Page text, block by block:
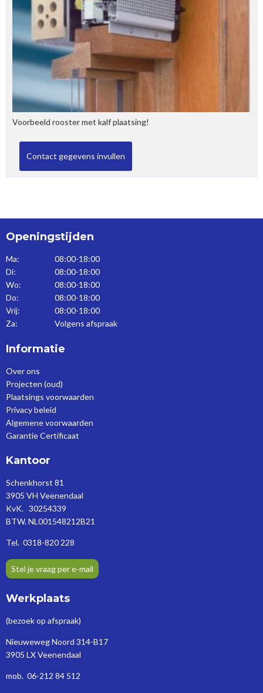
Voorbeeld rooster met kalf plaatsing!
Openingstijden
Ma:
08:00-18:00
Di:
08:00-18:00
Wo:
08:00-18:00
Do:
08:00-18:00
Vrij:
08:00-18:00
Za:
Volgens afspraak
Informatie
Over ons
Projecten (oud)
Plaatsings voorwaarden
Privacy beleid
Algemene voorwaarden
Garantie Certificaat
Kantoor
Schenkhorst 81
3905 VH Veenendaal
KvK. 30254339
BTW. NL001548212B21
Tel. 0318-820 228
Stel je vraag per e-mail
Werkplaats
(bezoek op afspraak)
Nieuweweg Noord 314-B17
3905 LX Veenendaal
mob. 06-212 84 512